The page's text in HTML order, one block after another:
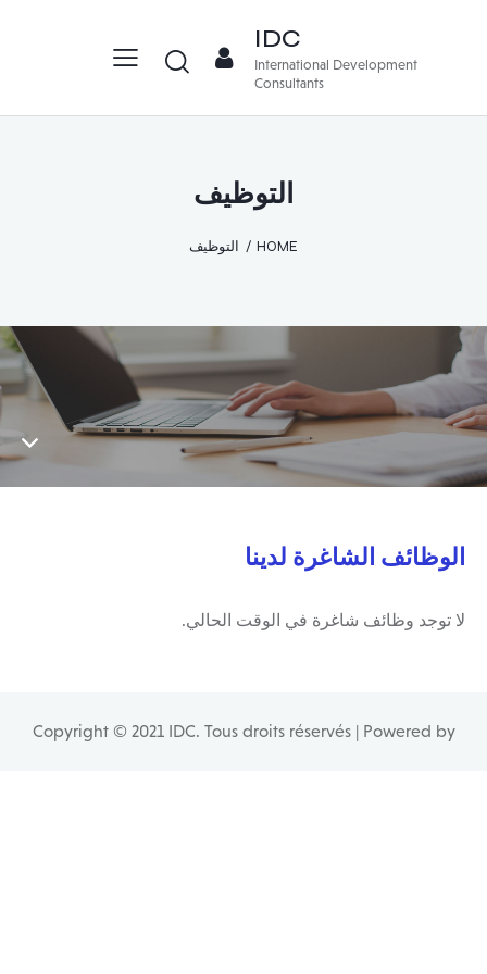
IDC
International Development
Consultants
التوظيف
HOME التوظيف
الوظائف الشاغرة لدينا
لا توجد وظائف شاغرة في الوقت الحالي.
Copyright © 2021 IDC. Tous droits réservés | Powered by